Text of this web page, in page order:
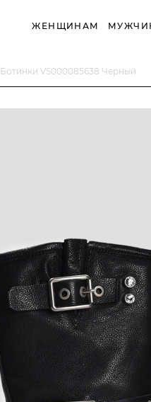
ЖЕНЩИНАМ
Ботинки VS000085638 Черный